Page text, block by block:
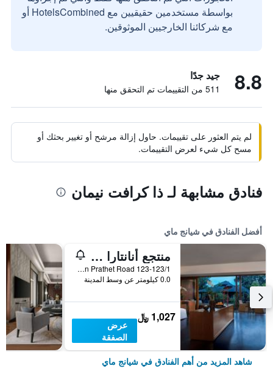
بواسطة مستخدمين حقيقيين مع HotelsCombined أو
مع شركائنا الخارجيين الموثوقين.
8.8 جيد جدًا
511 من التقييمات تم التحقق منها
لم يتم العثور على تقييمات. حاول إزالة مرشح أو تغيير بحثك أو
مسح كل شيء لعرض التقييمات.
فنادق مشابهة لـ ذا كرافت نيمان
أفضل الفنادق في شيانج ماي
منتجع أنانتارا شيانغ ماي
123-123/1 Charoen Prathet Road, شيانج ماي, تايلاند
0.0 كيلومتر عن وسط المدينة
1,027 ﷼
عرض
الصفقة
شاهد المزيد من أهم الفنادق في شيانج ماي